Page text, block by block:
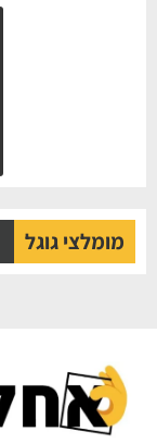
מומלצי גוגל